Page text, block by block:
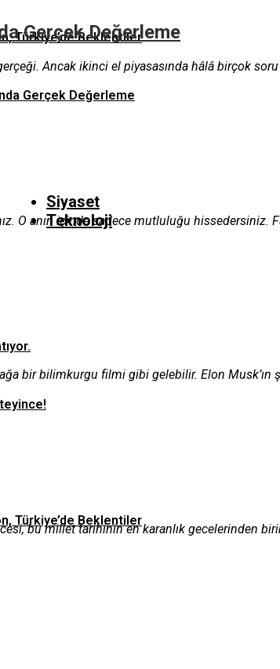
Türkiye’de Beklentiler
Gerçek Değerleme
Siyaset
Türkiye’de Beklentiler
Teknoloji
Gerçek Değerleme
Ancak ikinci el piyasasında hâlâ birçok soru
O anın içinde sadece mutluluğu
bir bilimkurgu filmi gibi gelebilir. Elon Musk’ın
bu millet tarihinin en karanlık gecelerinden